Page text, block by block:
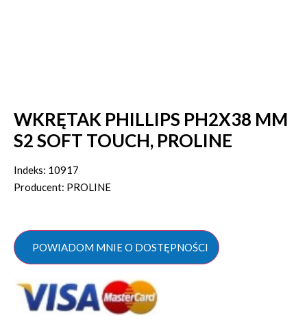
WKRĘTAK PHILLIPS PH2X38 MM
S2 SOFT TOUCH, PROLINE
Indeks: 10917
Producent: PROLINE
POWIADOM MNIE O DOSTĘPNOŚCI